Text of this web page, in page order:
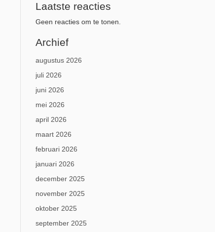
Laatste reacties
Geen reacties om te tonen.
Archief
augustus 2026
juli 2026
juni 2026
mei 2026
april 2026
maart 2026
februari 2026
januari 2026
december 2025
november 2025
oktober 2025
september 2025